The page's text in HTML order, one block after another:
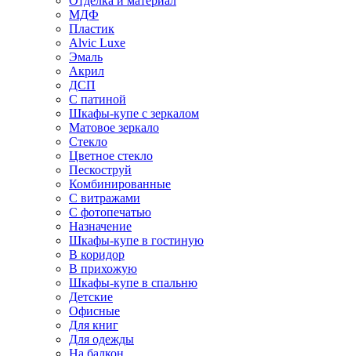
МДФ
Пластик
Alvic Luxe
Эмаль
Акрил
ДСП
С патиной
Шкафы-купе с зеркалом
Матовое зеркало
Стекло
Цветное стекло
Пескоструй
Комбинированные
С витражами
С фотопечатью
Назначение
Шкафы-купе в гостиную
В коридор
В прихожую
Шкафы-купе в спальню
Детские
Офисные
Для книг
Для одежды
На балкон